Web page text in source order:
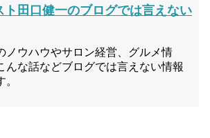
ト田口健一のブログでは言えない
ノウハウやサロン経営、グルメ情
んな話などブログでは言えない情報